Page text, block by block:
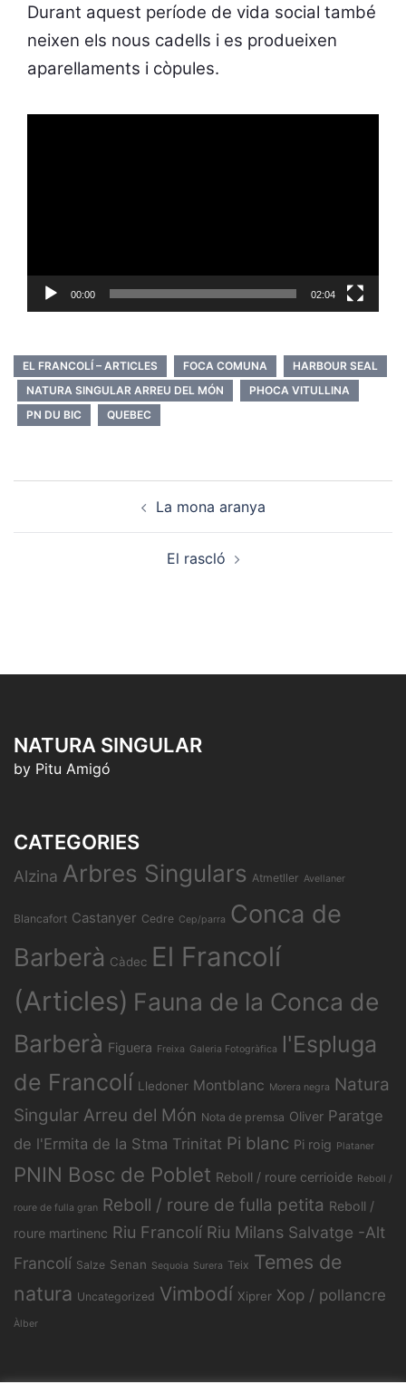
Durant aquest període de vida social també
neixen els nous cadells i es produeixen
aparellaments i còpules.
00:00 02:04
EL FRANCOLÍ – ARTICLES FOCA COMUNA
HARBOUR SEAL
NATURA SINGULAR ARREU DEL MÓN
PHOCA VITULLINA
PN DU BIC
QUEBEC
La mona aranya
El rascló
NATURA SINGULAR
by Pitu Amigó
CATEGORIES
Alzina Arbres Singulars Atmetller Avellaner
Blancafort Castanyer Cedre Cep/parra
Conca de
Barberà Càdec El Francolí
(Articles) Fauna de la Conca de
Barberà Figuera Freixa Galeria Fotogràfica
l'Espluga
de Francolí Lledoner Montblanc Morera negra
Natura
Singular Arreu del Món Nota de premsa Oliver Paratge
de l'Ermita de la Stma Trinitat Pi blanc Pi roig Plataner
PNIN Bosc de Poblet Reboll / roure cerrioide Reboll /
roure de fulla gran Reboll / roure de fulla petita Reboll /
roure martinenc Riu Francolí Riu Milans Salvatge -Alt
Francolí Salze Senan Sequoia Surera Teix Temes de
natura Uncategorized Vimbodí Xiprer Xop / pollancre
Àlber